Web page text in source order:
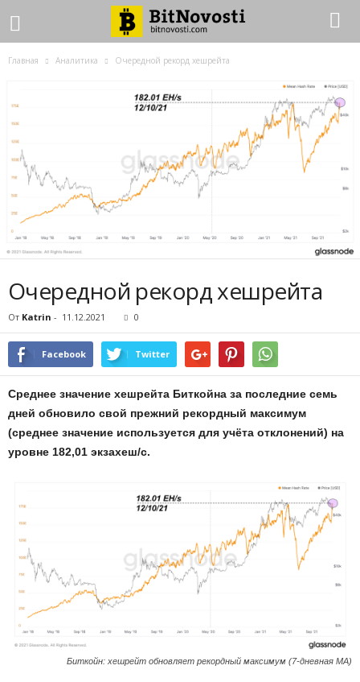
Главная Аналитика Очередной рекорд хешрейта
Очередной рекорд хешрейта
От Katrin - 11.12.2021 0
Facebook Twitter
Среднее значение хешрейта Биткойна за последние семь
дней обновило свой прежний рекордный максимум
(среднее значение используется для учёта отклонений) на
уровне 182,01 экзахеш/с.
Биткойн: хешрейт обновляет рекордный максимум (7-дневная MA)